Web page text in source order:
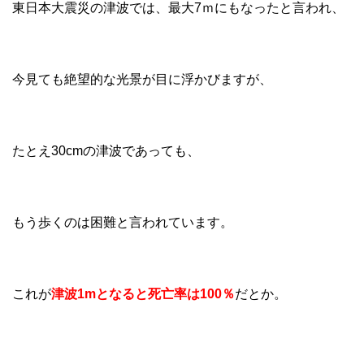
東日本大震災の津波では、最大7ｍにもなったと言われ、
今見ても絶望的な光景が目に浮かびますが、
たとえ30cmの津波であっても、
もう歩くのは困難と言われています。
これが津波1mとなると死亡率は100％だとか。